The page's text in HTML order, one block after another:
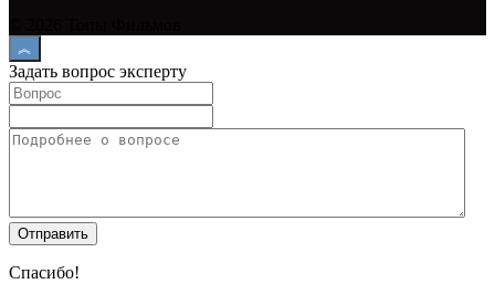
Задать вопрос эксперту
Спасибо!